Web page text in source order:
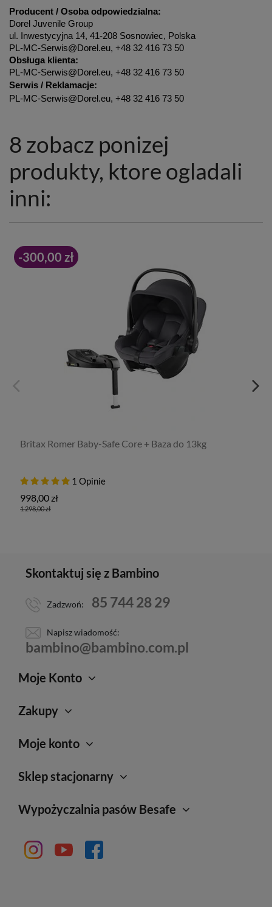
Producent / Osoba odpowiedzialna:
Dorel Juvenile Group
ul. Inwestycyjna 14, 41-208 Sosnowiec, Polska
PL-MC-Serwis@Dorel.eu, +48 32 416 73 50
Obsługa klienta:
PL-MC-Serwis@Dorel.eu, +48 32 416 73 50
Serwis / Reklamacje:
PL-MC-Serwis@Dorel.eu, +48 32 416 73 50
8 zobacz ponizej
produkty, ktore ogladali
inni:
-300,00 zł
Britax Romer Baby-Safe Core + Baza do 13kg
1 Opinie
998,00 zł
1 298,00 zł
Skontaktuj się z Bambino
Zadzwoń: 85 744 28 29
Napisz wiadomość:
bambino@bambino.com.pl
Moje Konto
Zakupy
Moje konto
Sklep stacjonarny
Wypożyczalnia pasów Besafe